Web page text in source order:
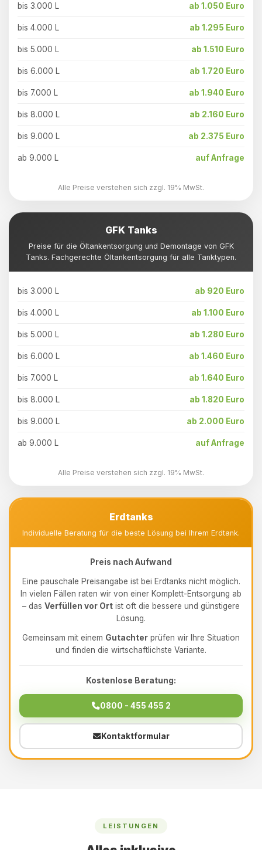
bis 3.000 L ab 1.050 Euro
bis 4.000 L ab 1.295 Euro
bis 5.000 L ab 1.510 Euro
bis 6.000 L ab 1.720 Euro
bis 7.000 L ab 1.940 Euro
bis 8.000 L ab 2.160 Euro
bis 9.000 L ab 2.375 Euro
ab 9.000 L auf Anfrage
Alle Preise verstehen sich zzgl. 19% MwSt.
GFK Tanks
Preise für die Öltankentsorgung und Demontage von GFK
Tanks. Fachgerechte Öltankentsorgung für alle Tanktypen.
bis 3.000 L ab 920 Euro
bis 4.000 L ab 1.100 Euro
bis 5.000 L ab 1.280 Euro
bis 6.000 L ab 1.460 Euro
bis 7.000 L ab 1.640 Euro
bis 8.000 L ab 1.820 Euro
bis 9.000 L ab 2.000 Euro
ab 9.000 L auf Anfrage
Alle Preise verstehen sich zzgl. 19% MwSt.
Erdtanks
Individuelle Beratung für die beste Lösung bei Ihrem Erdtank.
Preis nach Aufwand
Eine pauschale Preisangabe ist bei Erdtanks nicht möglich.
In vielen Fällen raten wir von einer Komplett-Entsorgung ab
– das Verfüllen vor Ort ist oft die bessere und günstigere
Lösung.
Gemeinsam mit einem Gutachter prüfen wir Ihre Situation
und finden die wirtschaftlichste Variante.
Kostenlose Beratung:
0800 - 455 455 2
Kontaktformular
LEISTUNGEN